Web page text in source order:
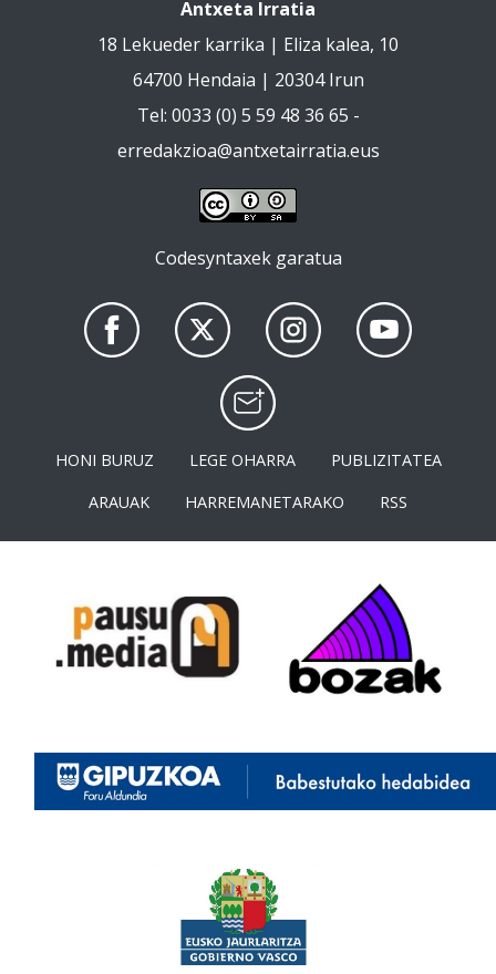
Antxeta Irratia
18 Lekueder karrika | Eliza kalea, 10
64700 Hendaia | 20304 Irun
Tel: 0033 (0) 5 59 48 36 65 -
erredakzioa@antxetairratia.eus
Codesyntaxek garatua
HONI BURUZ LEGE OHARRA
PUBLIZITATEA
ARAUAK
HARREMANETARAKO RSS